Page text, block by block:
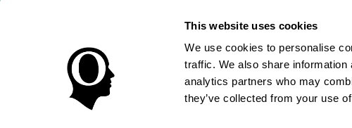
This website uses cookies
We use cookies to personalise
traffic. We also share
analytics partners who may
they’ve collected from your use
Révision systémique